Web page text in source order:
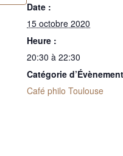
Date :
15 octobre 2020
Heure :
20:30 à 22:30
Catégorie
Café philo Toulouse